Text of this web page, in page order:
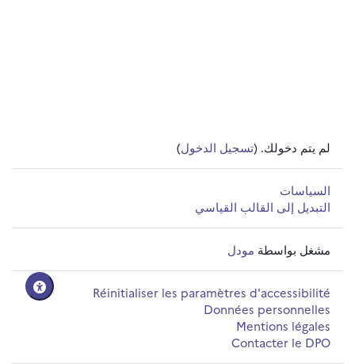
لم يتم دخولك. (تسجيل الدخول)
السياسات
التبديل إلى القالب القياسي
مشغل بواسطة مودل
Réinitialiser les paramètres d'accessibilité
Données personnelles
Mentions légales
Contacter le DPO